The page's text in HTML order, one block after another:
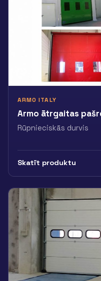
ARMO ITALY
Armo ātrgaitas
Rūpnieciskās durvis
Skatīt produktu